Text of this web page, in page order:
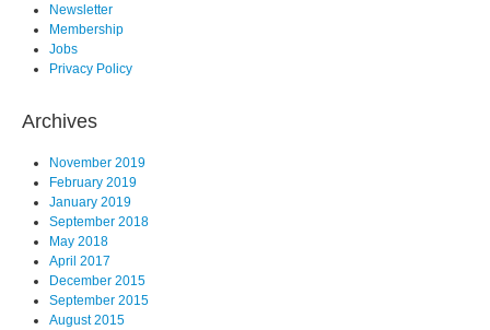
Newsletter
Membership
Jobs
Privacy Policy
Archives
November 2019
February 2019
January 2019
September 2018
May 2018
April 2017
December 2015
September 2015
August 2015